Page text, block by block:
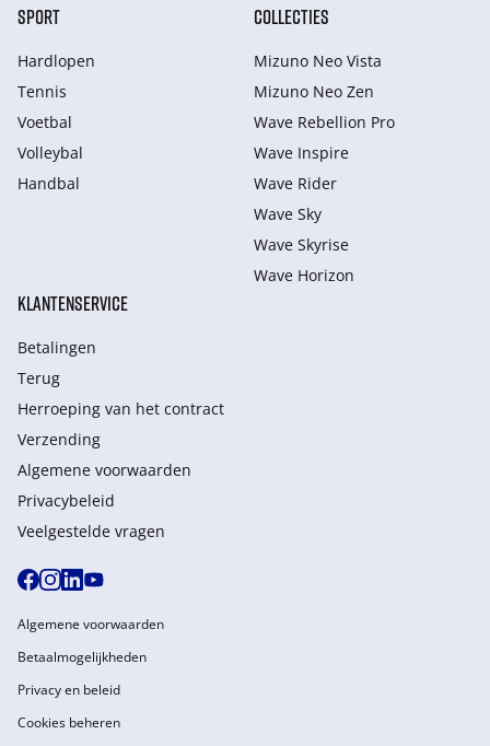
SPORT
Hardlopen
Tennis
Voetbal
Volleybal
Handbal
COLLECTIES
Mizuno Neo Vista
Mizuno Neo Zen
Wave Rebellion Pro
Wave Inspire
Wave Rider
Wave Sky
Wave Skyrise
Wave Horizon
KLANTENSERVICE
Betalingen
Terug
Herroeping van het contract
Verzending
Algemene voorwaarden
Privacybeleid
Veelgestelde vragen
Algemene voorwaarden
Betaalmogelijkheden
Privacy en beleid
Cookies beheren